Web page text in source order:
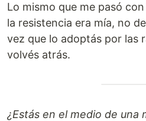
Lo mismo que me pasó
la resistencia era mía, no
vez que lo adoptás por las
volvés atrás.
¿Estás en el medio de una